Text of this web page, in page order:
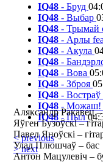
IQ48 - Бруд
IQ48 - Выбар
IQ48 - Трымай
IQ48 - Арлы
IQ48 - Акула
IQ48 -
IQ48 - Вова
IQ48 - Зброя
IQ48 - Востраў
IQ48 - Можаш!
IQ48 - Пыл
< previous
> next
Аляксандр Ракавец –
Яўген Бузоўскі –
Павел Яноўскі –
Улад Плюшчаў – бас
Антон Мацулевіч –